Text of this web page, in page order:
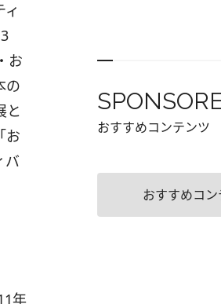
お
の
と
お
バ
年
おすすめコンテンツ
おすすめコ